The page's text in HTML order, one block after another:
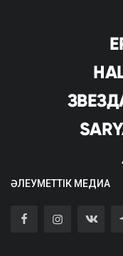
ӘЛЕУМЕТТІК МЕДИА